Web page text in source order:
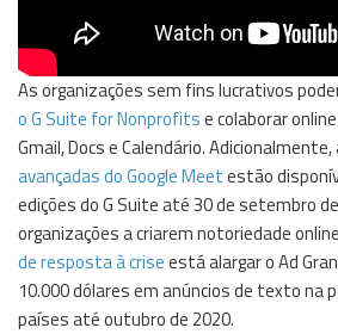
As organizações sem fins lucrativos
o G Suite for Nonprofitse colaborar
Gmail, Docs e Calendário. Adicionalmente,
avançadas do Google Meetestão
edições do G Suite até 30 de setembro
organizações a criarem notoriedade
de resposta à criseestá alargar o Ad
10.000 dólares em anúncios de texto na
países até outubro de 2020.